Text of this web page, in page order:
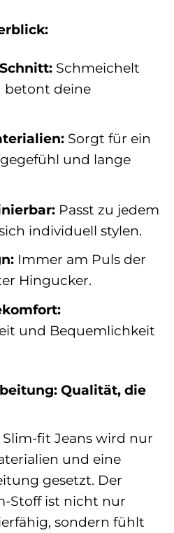
Schmeichelt
betont deine
Sorgt für ein
und lange
Passt zu jedem
individuell stylen.
Immer am Puls der
Hingucker.
und Bequemlichkeit
Qualität, die
Slim-fit Jeans wird nur
und eine
gesetzt. Der
Stoff ist nicht nur
sondern fühlt